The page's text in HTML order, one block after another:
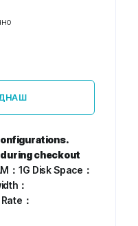
checkout
：1G Disk Space：
：
：